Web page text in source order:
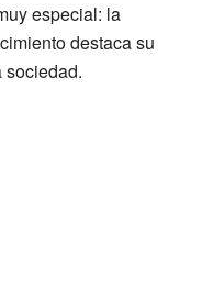
especial: la
destaca su
sociedad.